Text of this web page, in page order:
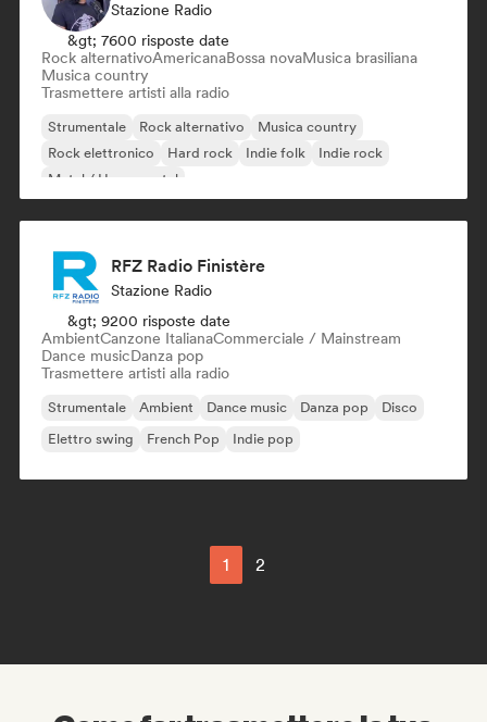
Stazione Radio
&gt; 7600 risposte date
Rock alternativoAmericanaBossa novaMusica brasiliana
Musica country
Trasmettere artisti alla radio
Strumentale Rock alternativo
Musica country
Rock elettronico
Hard rock Indie folk
Indie rock
Metal / Heavy metal
RFZ Radio Finistère
Stazione Radio
&gt; 9200 risposte date
AmbientCanzone ItalianaCommerciale / Mainstream
Dance musicDanza pop
Trasmettere artisti alla radio
Strumentale Ambient Dance music Danza pop
Disco
Elettro swing
French Pop Indie pop
1 2